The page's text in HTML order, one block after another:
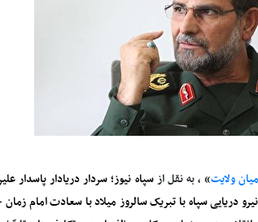
ولایت» ، به نقل ازسپاه نیوز؛ سردار دریادار
دریایی سپاه با تبریک سالروز میلاد با سعادت امام